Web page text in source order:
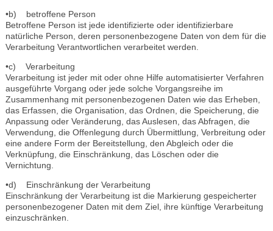
•b) betroffene Person
Betroffene Person ist jede identifizierte oder identifizierbare
natürliche Person, deren personenbezogene Daten von dem für die
Verarbeitung Verantwortlichen verarbeitet werden.
•c) Verarbeitung
Verarbeitung ist jeder mit oder ohne Hilfe automatisierter Verfahren
ausgeführte Vorgang oder jede solche Vorgangsreihe im
Zusammenhang mit personenbezogenen Daten wie das Erheben,
das Erfassen, die Organisation, das Ordnen, die Speicherung, die
Anpassung oder Veränderung, das Auslesen, das Abfragen, die
Verwendung, die Offenlegung durch Übermittlung, Verbreitung oder
eine andere Form der Bereitstellung, den Abgleich oder die
Verknüpfung, die Einschränkung, das Löschen oder die
Vernichtung.
•d) Einschränkung der Verarbeitung
Einschränkung der Verarbeitung ist die Markierung gespeicherter
personenbezogener Daten mit dem Ziel, ihre künftige Verarbeitung
einzuschränken.